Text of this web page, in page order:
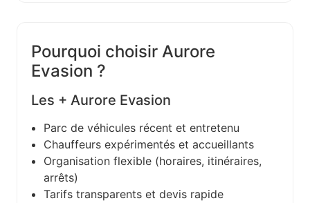
Pourquoi choisir Aurore
Evasion ?
Les + Aurore Evasion
Parc de véhicules récent et entretenu
Chauffeurs expérimentés et accueillants
Organisation flexible (horaires, itinéraires,
arrêts)
Tarifs transparents et devis rapide